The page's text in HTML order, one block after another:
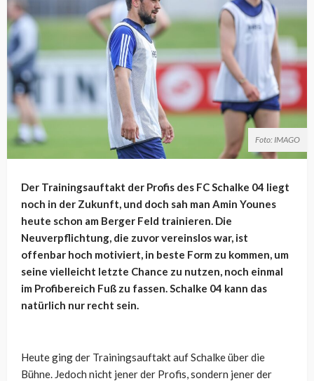
Foto: IMAGO
Der Trainingsauftakt der Profis des FC Schalke 04 liegt
noch in der Zukunft, und doch sah man Amin Younes
heute schon am Berger Feld trainieren. Die
Neuverpflichtung, die zuvor vereinslos war, ist
offenbar hoch motiviert, in beste Form zu kommen, um
seine vielleicht letzte Chance zu nutzen, noch einmal
im Profibereich Fuß zu fassen. Schalke 04 kann das
natürlich nur recht sein.
Heute ging der Trainingsauftakt auf Schalke über die
Bühne. Jedoch nicht jener der Profis, sondern jener der